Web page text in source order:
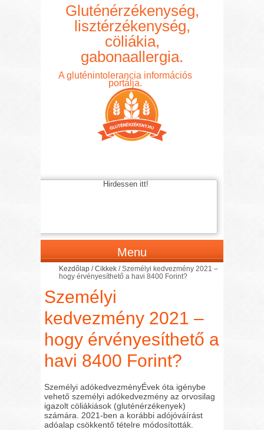
Gluténérzékenység,
lisztérzékenység,
cöliákia,
gabonaallergia.
A gluténintolerancia információs
portálja.
Hirdessen itt!
Menu
Kezdőlap /Cikkek /Személyi kedvezmény 2021 –
hogy érvényesíthető a havi 8400 Forint?
Személyi
kedvezmény 2021 –
hogy érvényesíthető a
havi 8400 Forint?
Személyi adókedvezményÉvek óta igénybe
vehető személyi adókedvezmény az orvosilag
igazolt cöliákiások (gluténérzékenyek)
számára. 2021-ben a korábbi adójóváírást
adóalap csökkentő tételre módosították.